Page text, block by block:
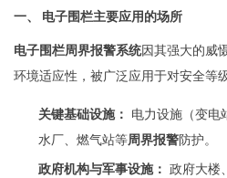
一、 电子围栏主要应用的场所
电子围栏周界报警系统因其强大的威
环境适应性，被广泛应用于对安全等
关键基础设施： 电力设施（变电
水厂、燃气站等周界报警防护。
政府机构与军事设施： 政府大楼